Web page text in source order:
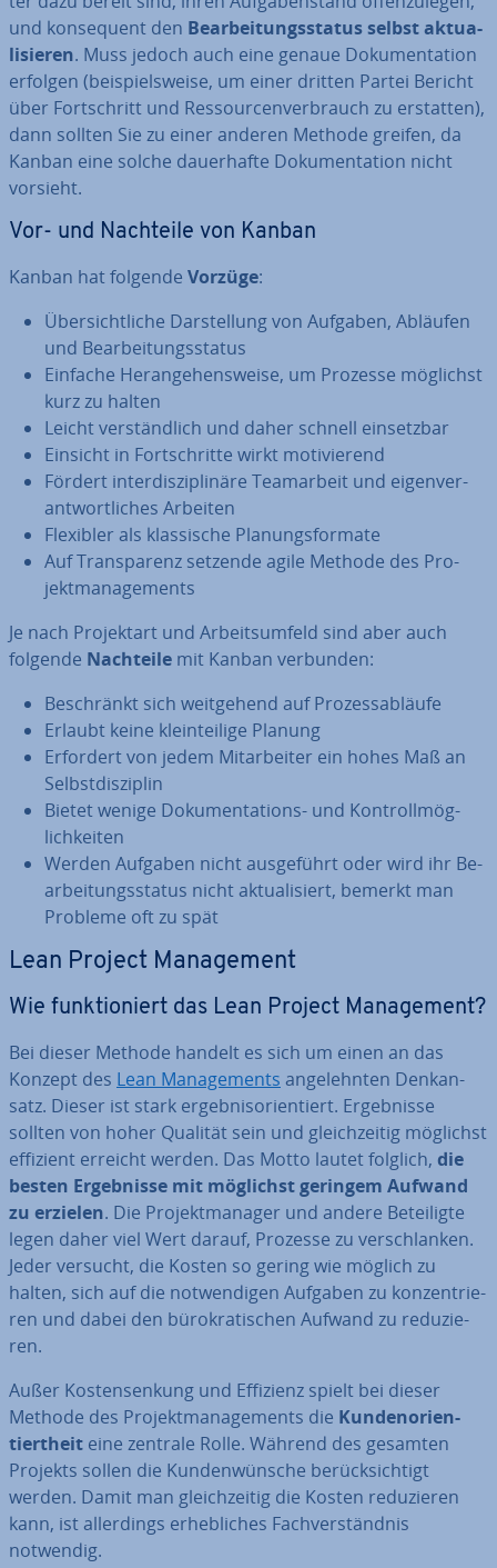
und kon­se­quent den Be­ar­bei­tungs­sta­tus selbst ak­tua­
li­sie­ren. Muss jedoch auch eine genaue Do­ku­men­ta­ti­on
erfolgen (bei­spiels­wei­se, um einer dritten Partei Bericht
über Fort­schritt und Res­sour­cen­ver­brauch zu erstatten),
dann sollten Sie zu einer anderen Methode greifen, da
Kanban eine solche dau­er­haf­te Do­ku­men­ta­ti­on nicht
vorsieht.
Vor- und Nachteile von Kanban
Kanban hat folgende Vorzüge:
Über­sicht­li­che Dar­stel­lung von Aufgaben, Abläufen
und Be­ar­bei­tungs­sta­tus
Einfache Her­an­ge­hens­wei­se, um Prozesse möglichst
kurz zu halten
Leicht ver­ständ­lich und daher schnell ein­setz­bar
Einsicht in Fort­schrit­te wirkt mo­ti­vie­rend
Fördert in­ter­dis­zi­pli­nä­re Team­ar­beit und ei­gen­ver­
ant­wort­li­ches Arbeiten
Flexibler als klas­si­sche Pla­nungs­for­ma­te
Auf Trans­pa­renz setzende agile Methode des Pro­
jekt­ma­nage­ments
Je nach Pro­jekt­art und Ar­beits­um­feld sind aber auch
folgende Nachteile mit Kanban verbunden:
Be­schränkt sich weit­ge­hend auf Pro­zess­ab­läu­fe
Erlaubt keine klein­tei­li­ge Planung
Erfordert von jedem Mit­ar­bei­ter ein hohes Maß an
Selbst­dis­zi­plin
Bietet wenige Do­ku­men­ta­ti­ons- und Kon­troll­mög­
lich­kei­ten
Werden Aufgaben nicht aus­ge­führt oder wird ihr Be­
ar­bei­tungs­sta­tus nicht ak­tua­li­siert, bemerkt man
Probleme oft zu spät
Lean Project Ma­nage­ment
Wie funk­tio­niert das Lean Project Ma­nage­ment?
Bei dieser Methode handelt es sich um einen an das
Konzept des Lean Ma­nage­ments an­ge­lehn­ten Denk­an­
satz. Dieser ist stark er­geb­nis­ori­en­tiert. Er­geb­nis­se
sollten von hoher Qualität sein und gleich­zei­tig möglichst
effizient erreicht werden. Das Motto lautet folglich, die
besten Er­geb­nis­se mit möglichst geringem Aufwand
zu erzielen. Die Pro­jekt­ma­na­ger und andere Be­tei­lig­te
legen daher viel Wert darauf, Prozesse zu ver­schlan­ken.
Jeder versucht, die Kosten so gering wie möglich zu
halten, sich auf die not­wen­di­gen Aufgaben zu kon­zen­trie­
ren und dabei den bü­ro­kra­ti­schen Aufwand zu re­du­zie­
ren.
Außer Kos­ten­sen­kung und Effizienz spielt bei dieser
Methode des Pro­jekt­ma­nage­ments die Kun­den­ori­en­
tiert­heit eine zentrale Rolle. Während des gesamten
Projekts sollen die Kun­den­wün­sche be­rück­sich­tigt
werden. Damit man gleich­zei­tig die Kosten re­du­zie­ren
kann, ist al­ler­dings er­heb­li­ches Fach­ver­ständ­nis
notwendig.